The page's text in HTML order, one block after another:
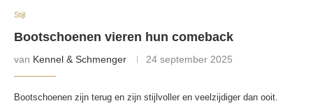
Stijl
Bootschoenen vieren hun comeback
van Kennel & Schmenger 24 september 2025
Bootschoenen zijn terug en zijn stijlvoller en veelzijdiger dan ooit.